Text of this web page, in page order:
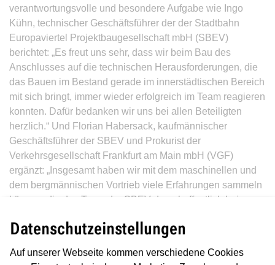
verantwortungsvolle und besondere Aufgabe wie Ingo
Kühn, technischer Geschäftsführer der der Stadtbahn
Europaviertel Projektbaugesellschaft mbH (SBEV)
berichtet: „Es freut uns sehr, dass wir beim Bau des
Anschlusses auf die technischen Herausforderungen, die
das Bauen im Bestand gerade im innerstädtischen Bereich
mit sich bringt, immer wieder erfolgreich im Team reagieren
konnten. Dafür bedanken wir uns bei allen Beteiligten
herzlich.“ Und Florian Habersack, kaufmännischer
Geschäftsführer der SBEV und Prokurist der
Verkehrsgesellschaft Frankfurt am Main mbH (VGF)
ergänzt: „Insgesamt haben wir mit dem maschinellen und
dem bergmännischen Vortrieb viele Erfahrungen sammeln
können, die das Team der SBEV dann hoffentlich bei
Beim bergmännischen Vortrieb wird mithilfe eines
Tunnelbaggers der anstehende Boden Abschlag für
Datenschutzeinstellungen
Auf unserer Webseite kommen verschiedene Cookies